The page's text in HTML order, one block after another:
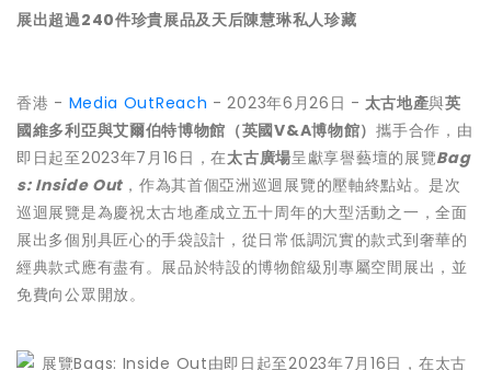
展出超過240件珍貴展品及天后陳慧琳私人珍藏
香港 - Media OutReach - 2023年6月26日 - 太古地產與英
國維多利亞與艾爾伯特博物館（英國V&A博物館）攜手合作，由
即日起至2023年7月16日，在太古廣場呈獻享譽藝壇的展覽Bag
s: Inside Out ，作為其首個亞洲巡迴展覽的壓軸終點站。是次
巡迴展覽是為慶祝太古地產成立五十周年的大型活動之一，全面
展出多個別具匠心的手袋設計，從日常低調沉實的款式到奢華的
經典款式應有盡有。展品於特設的博物館級別專屬空間展出，並
免費向公眾開放。